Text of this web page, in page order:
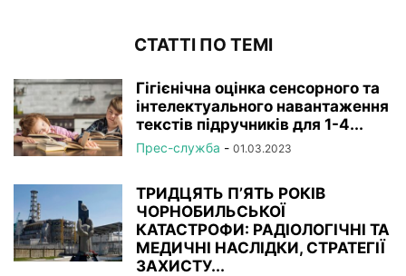
СТАТТІ ПО ТЕМІ
Гігієнічна оцінка сенсорного та
інтелектуального навантаження
текстів підручників для 1-4...
Прес-служба - 01.03.2023
ТРИДЦЯТЬ П’ЯТЬ РОКІВ
ЧОРНОБИЛЬСЬКОЇ
КАТАСТРОФИ: РАДІОЛОГІЧНІ ТА
МЕДИЧНІ НАСЛІДКИ, СТРАТЕГІЇ
ЗАХИСТУ...